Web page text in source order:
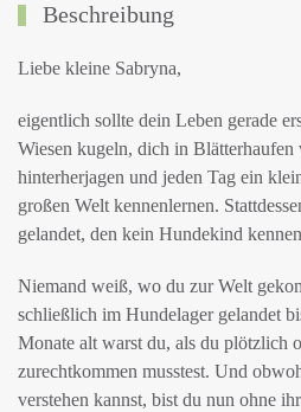
Beschreibung
Liebe kleine Sabryna,
eigentlich sollte dein Leben gerade
Wiesen kugeln, dich in Blätterhaufen
hinterherjagen und jeden Tag ein
großen Welt kennenlernen.
gelandet, den kein Hundekind
Niemand weiß, wo du zur Welt
schließlich im Hundelager gelandet
Monate alt warst du, als du plötzlich
zurechtkommen musstest. Und
verstehen kannst, bist du nun ohne